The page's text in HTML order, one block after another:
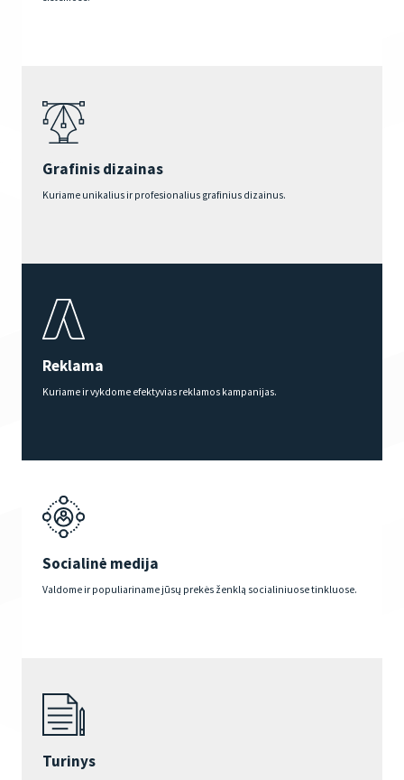
Grafinis dizainas
Kuriame unikalius ir profesionalius grafinius dizainus.
Reklama
Kuriame ir vykdome efektyvias reklamos kampanijas.
Socialinė medija
Valdome ir populiariname jūsų prekės ženklą socialiniuose tinkluose.
Turinys